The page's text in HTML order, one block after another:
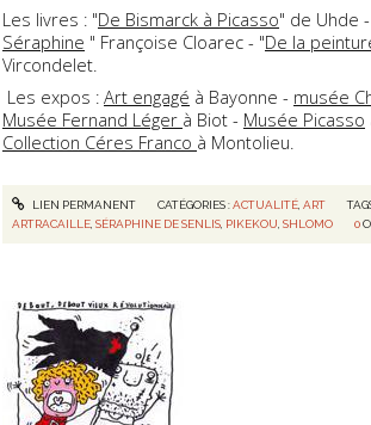
Les livres : "De Bismarck à Picasso" de Uhde
Séraphine " Françoise Cloarec - "De la
Vircondelet.
Les expos : Art engagé à Bayonne - musée
Musée Fernand Léger à Biot - Musée Picasso
Collection Céres Franco à Montolieu.
LIEN PERMANENT CATÉGORIES :ACTUALITÉ, ART
ARTRACAILLE ,SÉRAPHINE DE SENLIS PIKEKOU ,SHLOMO 0